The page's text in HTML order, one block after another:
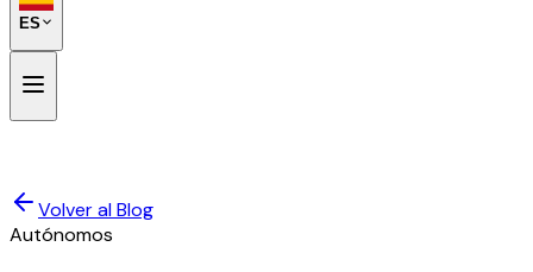
ES
Volver al Blog
Autónomos